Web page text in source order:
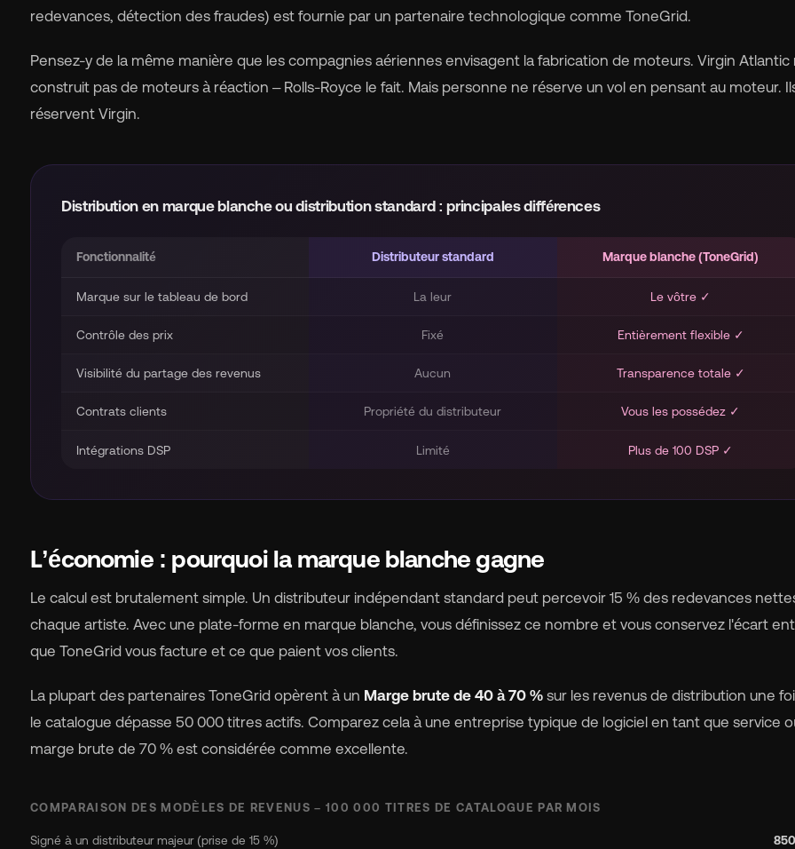
redevances, détection des fraudes) est fournie par un partenaire technologique comme ToneGrid.
Pensez-y de la même manière que les compagnies aériennes envisagent la fabrication de moteurs. Virgin Atlantic
construit pas de moteurs à réaction – Rolls-Royce le fait. Mais personne ne réserve un vol en pensant au moteur.
réservent Virgin.
Distribution en marque blanche ou distribution standard : principales différences
Fonctionnalité Distributeur standard Marque blanche (ToneGrid)
Marque sur le tableau de bord La leur Le vôtre ✓
Contrôle des prix Fixé Entièrement flexible ✓
Visibilité du partage des revenus Aucun Transparence totale ✓
Contrats clients Propriété du distributeur Vous les possédez ✓
Intégrations DSP Limité Plus de 100 DSP ✓
L’économie : pourquoi la marque blanche gagne
Le calcul est brutalement simple. Un distributeur indépendant standard peut percevoir 15 % des redevances
chaque artiste. Avec une plate-forme en marque blanche, vous définissez ce nombre et vous conservez l'écart
que ToneGrid vous facture et ce que paient vos clients.
La plupart des partenaires ToneGrid opèrent à un Marge brute de 40 à 70 % sur les revenus de distribution une
le catalogue dépasse 50 000 titres actifs. Comparez cela à une entreprise typique de logiciel en tant que service
marge brute de 70 % est considérée comme excellente.
COMPARAISON DES MODÈLES DE REVENUS – 100 000 TITRES DE CATALOGUE PAR MOIS
Signé à un distributeur majeur (prise de 15 %)